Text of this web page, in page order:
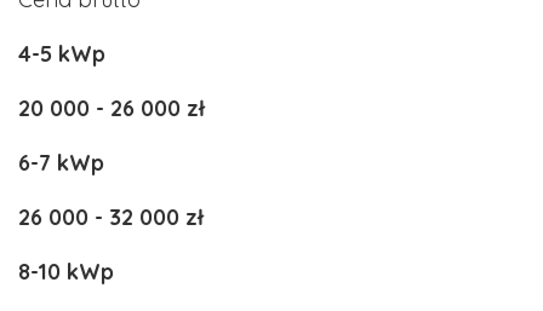
4-5 kWp
20 000 - 26 000 zł
6-7 kWp
26 000 - 32 000 zł
8-10 kWp